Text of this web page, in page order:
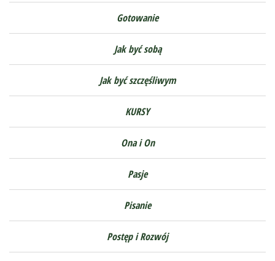
Gotowanie
Jak być sobą
Jak być szczęśliwym
KURSY
Ona i On
Pasje
Pisanie
Postęp i Rozwój